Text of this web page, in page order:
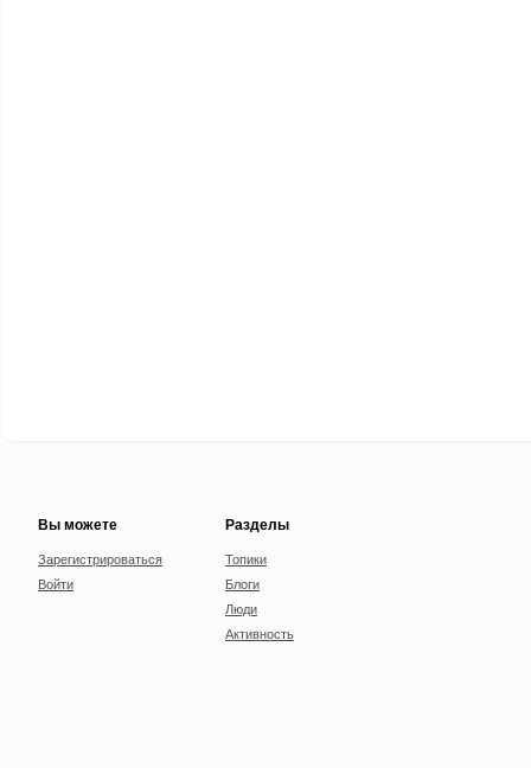
Вы можете
Зарегистрироваться
Войти
Разделы
Топики
Блоги
Люди
Активность